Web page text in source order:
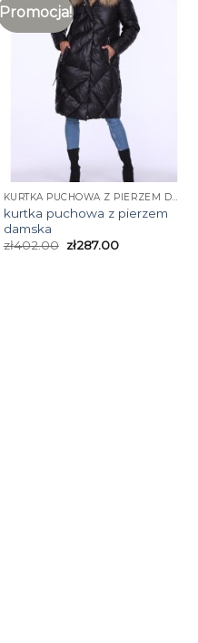
Promocja!
KURTKA PUCHOWA Z PIERZEM DAMSKA
kurtka puchowa z pierzem
damska
zł402.00 zł287.00